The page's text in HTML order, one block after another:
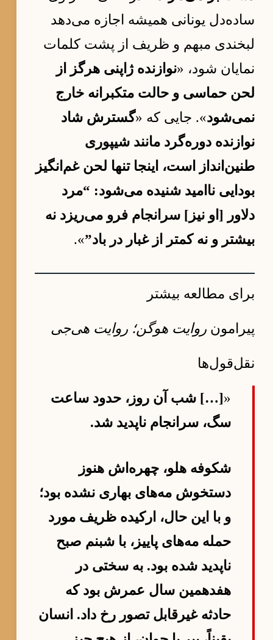
ساده‌دل یونانی همیشه اجازه می‌دهد
لبخندی مبهم و ظریف از پشت کلمات
نمایان شود، «نوازنده ژاپنی هرگز از
لحن حماسی و حالت متکبرانه خارج
نمی‌شود». جایی که «گسترش شاد
نوازنده دوره‌گرد مانند شیپوری
طنین‌انداز است، اینجا تنها لحن غم‌انگیز
بودایی ناامید شنیده می‌شود: “مرد
دلاور [او نیز] سرانجام فرو می‌ریزد نه
بیشتر و نه کمتر از غبار در باد”».
برای مطالعه بیشتر
پیرامون روایت هوگن؛ روایت هی‌جی
نقل‌قول‌ها
«[…] شب آن روز، حدود ساعت
سگ، سرانجام ناپدید شد.
شکوفه هلو، چهره‌اش هنوز
دستخوش مه‌های بهاری نشده بود؛
و با این حال، ارکیده ظریف مورد
حمله مه‌های پاییز، با شبنم صبح
ناپدید شده بود. به سختی در
هفدهمین سال عمرش بود که
حادثه غیرقابل تصور رخ داد. انسان